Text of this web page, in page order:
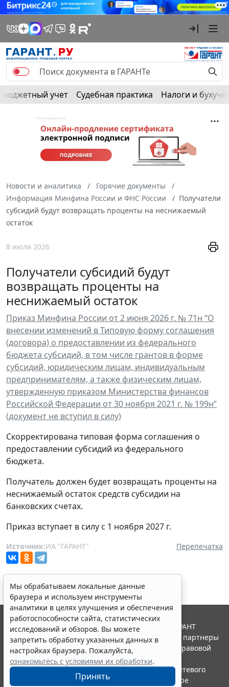
Бюджетный учет Судебная практика Налоги и
Новости и аналитика
Горячие документы
Информация Минфина России и ФНС России
Получатели
субсидий будут возвращать проценты на неснижаемый
остаток
8 июля 2026
Получатели субсидий будут
возвращать проценты на
неснижаемый остаток
Приказ Минфина России от 2 июня 2026 г. № 71н “О
внесении изменений в Типовую форму соглашения
(договора) о предоставлении из федерального
бюджета субсидий, в том числе грантов в форме
субсидий, юридическим лицам, индивидуальным
предпринимателям, а также физическим лицам,
утвержденную приказом Министерства финансов
Российской Федерации от 30 ноября 2021 г. № 199н”
(документ не вступил в силу)
Скорректирована типовая форма соглашения о
предоставлении субсидий из федерального
бюджета.
Получатель должен будет возвращать проценты на
неснижаемый остаток средств субсидии на
банковских счетах.
Приказ вступает в силу с 1 ноября 2027 г.
Источник:ИА "ГАРАНТ" Перепечатка
Мы обрабатываем локальные данные
браузера и используем инструменты
аналитики в целях улучшения и обеспечения
работоспособности сайта, статистических
исследований и обзоров. Вы можете
запретить обработку указанных данных в
настройках браузера. Пожалуйста,
ознакомьтесь с условиями их обработки.
Принять
© ООО "НПП "ГАРАНТ-СЕРВИС", 2026. Система ГАРАНТ
выпускается с 1990 года. Компания "Гарант" и ее партнеры
являются участниками Российской ассоциации правовой
информации ГАРАНТ.
Портал ГАРАНТ.РУ зарегистрирован в качестве сетевого
издания Федеральной службой по надзору в сфере